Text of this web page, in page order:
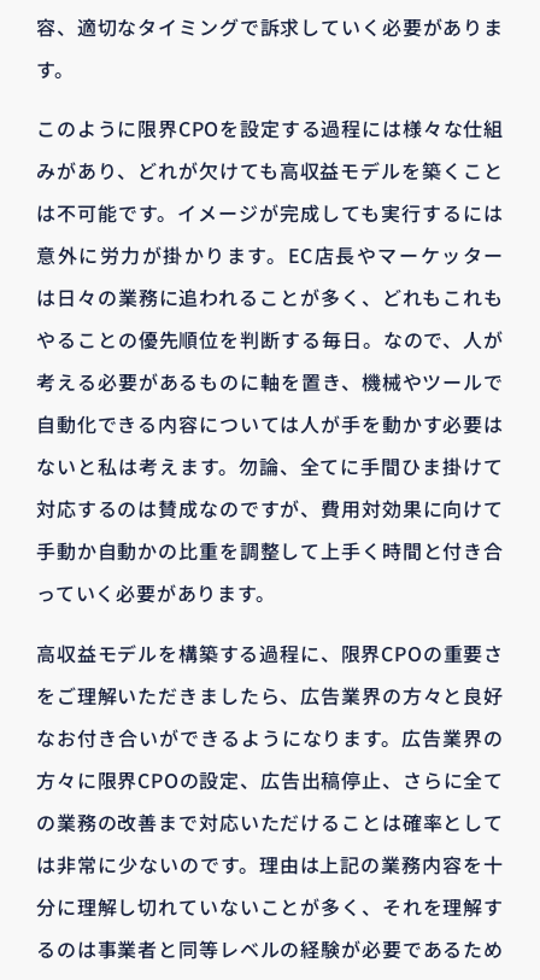
容、適切なタイミングで訴求していく必要がありま
す。
このように限界CPOを設定する過程には様々な仕組
みがあり、どれが欠けても高収益モデルを築くこと
は不可能です。イメージが完成しても実行するには
意外に労力が掛かります。EC店長やマーケッター
は日々の業務に追われることが多く、どれもこれも
やることの優先順位を判断する毎日。なので、人が
考える必要があるものに軸を置き、機械やツールで
自動化できる内容については人が手を動かす必要は
ないと私は考えます。勿論、全てに手間ひま掛けて
対応するのは賛成なのですが、費用対効果に向けて
手動か自動かの比重を調整して上手く時間と付き合
っていく必要があります。
高収益モデルを構築する過程に、限界CPOの重要さ
をご理解いただきましたら、広告業界の方々と良好
なお付き合いができるようになります。広告業界の
方々に限界CPOの設定、広告出稿停止、さらに全て
の業務の改善まで対応いただけることは確率として
は非常に少ないのです。理由は上記の業務内容を十
分に理解し切れていないことが多く、それを理解す
るのは事業者と同等レベルの経験が必要であるため